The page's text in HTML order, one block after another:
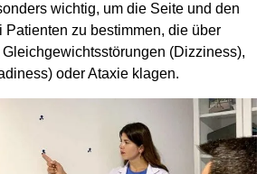
wichtig, um die Seite und den
Patienten zu bestimmen, die über
(Dizziness),
oder Ataxie klagen.